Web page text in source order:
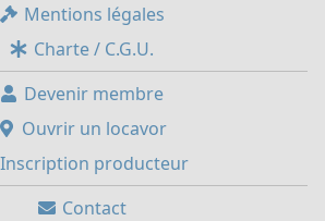
Mentions légales
Charte / C.G.U.
Devenir membre
Ouvrir un locavor
producteur
Contact